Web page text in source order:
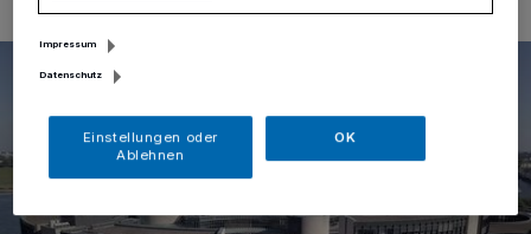
Impressum
Datenschutz
Einstellungen oder
Ablehnen
OK